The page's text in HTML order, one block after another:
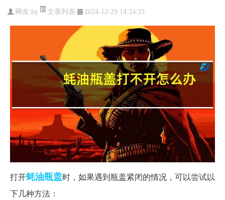
网友:hy 文章列表 2024-12-29 14:24:33
打开蚝油瓶盖时，如果遇到瓶盖紧闭的情况，可以尝试以
下几种方法：